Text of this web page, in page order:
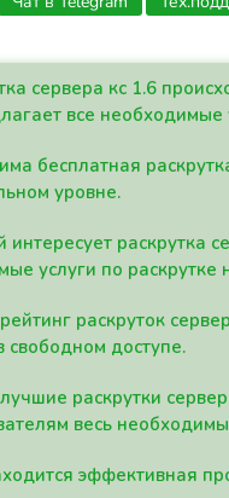
сервера кс 1.6
все
бесплатная
уровне.
раскрутка
услуги по
раскруток
свободном доступе.
раскрутки
весь
эффективная